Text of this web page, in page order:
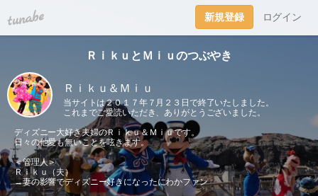
tuna.be 新規登録 ログイン
ＲｉｋｕとＭｉｕのつぶやき
Ｒｉｋｕ＆Ｍｉｕ
当サイトは２０１７年７月２３日で終了いたしました。
これまでご愛読いただき、ありがとうございました。
ディズニー大好き夫婦のＲｉｋｕ＆Ｍｉｕです。
日々の他愛も無いことを呟きます。
＜管理人＞
Ｒｉｋｕ（夫）
→妻の影響でディズニー好きになったにわかファン